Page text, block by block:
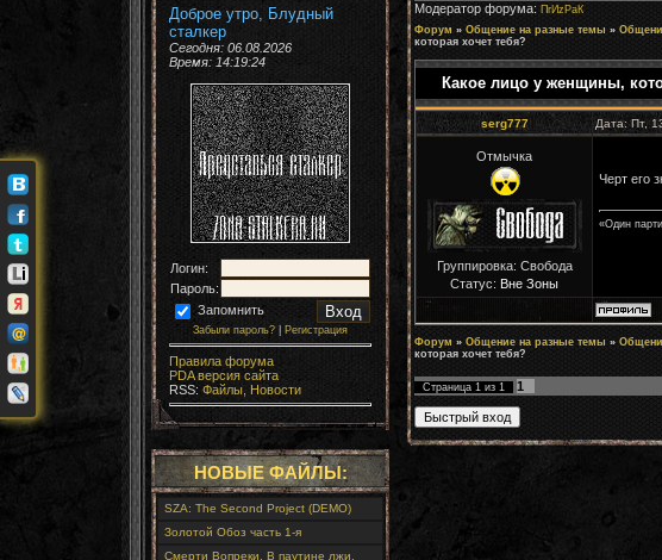
Доброе утро, Блудный
сталкер
Сегодня: 06.08.2026
Время: 14:19:24
Логин:
Пароль:
Запомнить
Забыли пароль? Регистрация
Правила форума
PDA версия сайта
RSS: Файлы, Новости
НОВЫЕ ФАЙЛЫ:
SZA: The Second Project (DEMO)
Золотой Обоз часть 1-я
Смерти Вопреки. В паутине лжи.
Модератор форума: ПrИzРaК
Форум » Общение на разные темы »
которая хочет тебя?
Какое лицо у женщины,
serg777 Дата: Пт,
Отмычка
Группировка: Свобода
Статус: Вне Зоны
Черт его
«Один
Форум » Общение на разные темы »
которая хочет тебя?
Страница 1 из 1
1